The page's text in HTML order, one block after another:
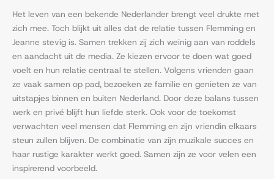
Het leven van een bekende Nederlander brengt veel drukte met
zich mee. Toch blijkt uit alles dat de relatie tussen Flemming en
Jeanne stevig is. Samen trekken zij zich weinig aan van roddels
en aandacht uit de media. Ze kiezen ervoor te doen wat goed
voelt en hun relatie centraal te stellen. Volgens vrienden gaan
ze vaak samen op pad, bezoeken ze familie en genieten ze van
uitstapjes binnen en buiten Nederland. Door deze balans tussen
werk en privé blijft hun liefde sterk. Ook voor de toekomst
verwachten veel mensen dat Flemming en zijn vriendin elkaars
steun zullen blijven. De combinatie van zijn muzikale succes en
haar rustige karakter werkt goed. Samen zijn ze voor velen een
inspirerend voorbeeld.